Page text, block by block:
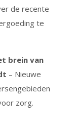
de recente
te
brein van
– Nieuwe
zorg.